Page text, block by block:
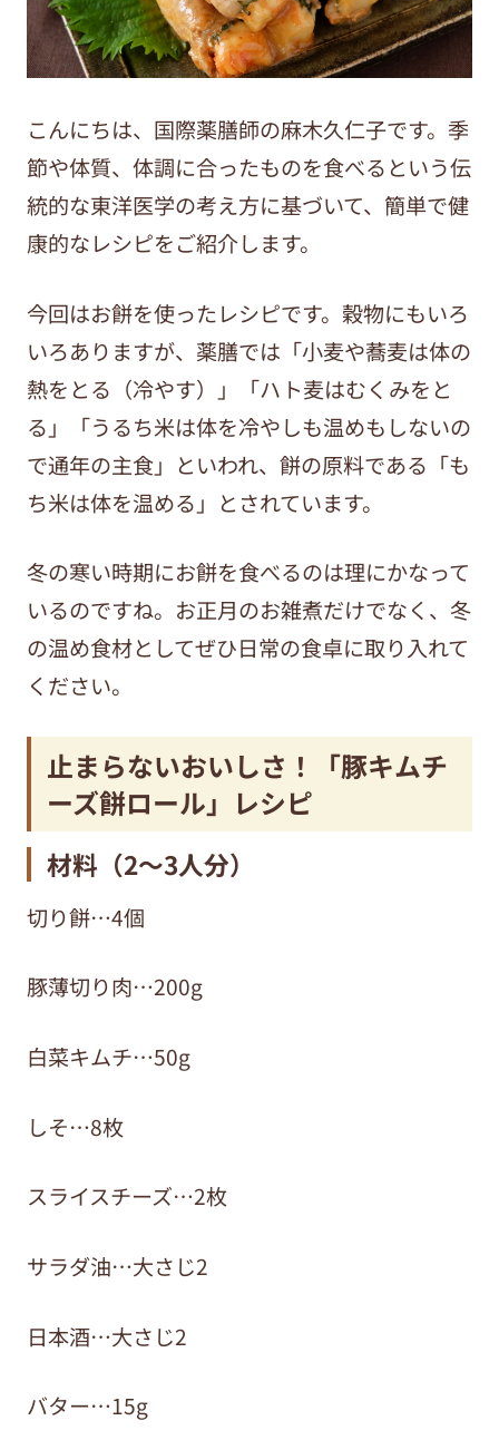
こんにちは、国際薬膳師の麻木久仁子です。季
節や体質、体調に合ったものを食べるという伝
統的な東洋医学の考え方に基づいて、簡単で健
康的なレシピをご紹介します。
今回はお餅を使ったレシピです。穀物にもいろ
いろありますが、薬膳では「小麦や蕎麦は体の
熱をとる（冷やす）」「ハト麦はむくみをと
る」「うるち米は体を冷やしも温めもしないの
で通年の主食」といわれ、餅の原料である「も
ち米は体を温める」とされています。
冬の寒い時期にお餅を食べるのは理にかなって
いるのですね。お正月のお雑煮だけでなく、冬
の温め食材としてぜひ日常の食卓に取り入れて
ください。
止まらないおいしさ！「豚キムチ
ーズ餅ロール」レシピ
材料（2～3人分）
切り餅…4個
豚薄切り肉…200g
白菜キムチ…50g
しそ…8枚
スライスチーズ…2枚
サラダ油…大さじ2
日本酒…大さじ2
バター…15g